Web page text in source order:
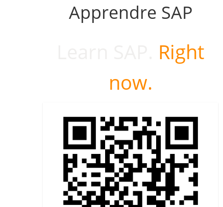
Apprendre SAP
Right
now.